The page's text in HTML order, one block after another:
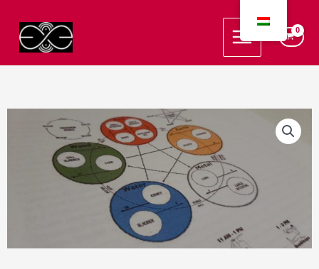
content
Main
Menu